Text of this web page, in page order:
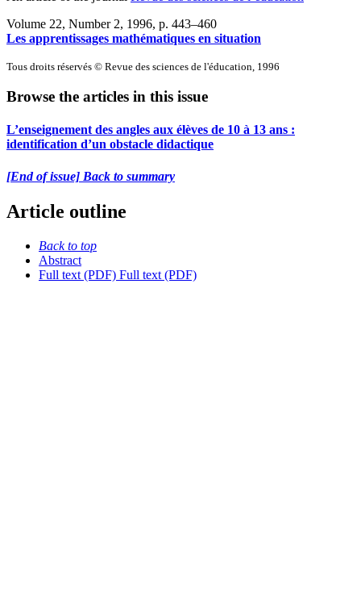
Volume 22, Number 2, 1996, p. 443–460
Les apprentissages mathématiques en situation
Tous droits réservés © Revue des sciences de l'éducation, 1996
Browse the articles in this issue
L’enseignement des angles aux élèves de 10 à 13 ans :
identification d’un obstacle didactique
[End of issue] Back to summary
Article outline
Back to top
Abstract
Full text (PDF) Full text (PDF)